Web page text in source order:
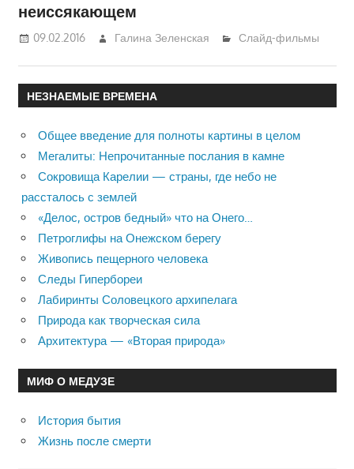
неиссякающем
09.02.2016 Галина Зеленская Слайд-фильмы
НЕЗНАЕМЫЕ ВРЕМЕНА
Общее введение для полноты картины в целом
Мегалиты: Непрочитанные послания в камне
Сокровища Карелии — страны, где небо не
рассталось с землей
«Делос, остров бедный» что на Онего…
Петроглифы на Онежском берегу
Живопись пещерного человека
Следы Гипербореи
Лабиринты Соловецкого архипелага
Природа как творческая сила
Архитектура — «Вторая природа»
МИФ О МЕДУЗЕ
История бытия
Жизнь после смерти